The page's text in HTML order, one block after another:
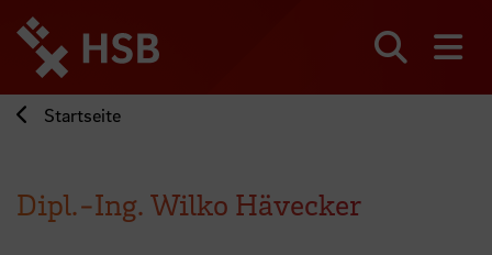
zum
Seiteninhalt
springen
Startseite
Dipl.-Ing. Wilko Hävecker